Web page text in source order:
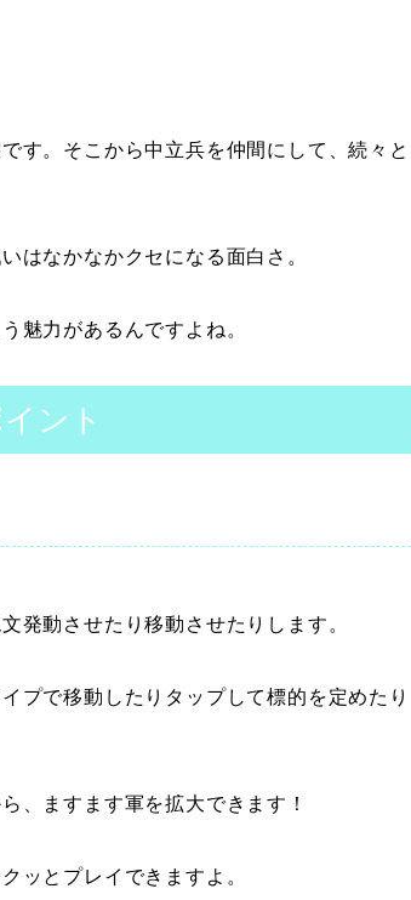
す。そこから中立兵を仲間にして、続々と
はなかなかクセになる面白さ。
魅力があるんですよね。
ント
発動させたり移動させたりします。
プで移動したりタップして標的を定めたり
、ますます軍を拡大できます！
ッとプレイできますよ。